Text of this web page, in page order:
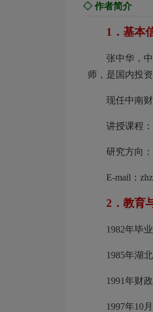
◇ 作者简介
1．基本
张中华，
师，是国内投
现任中南
讲授课程
研究方向
E-mail：
2．教育
1982年毕
1985年湖
1991年财
1997年10